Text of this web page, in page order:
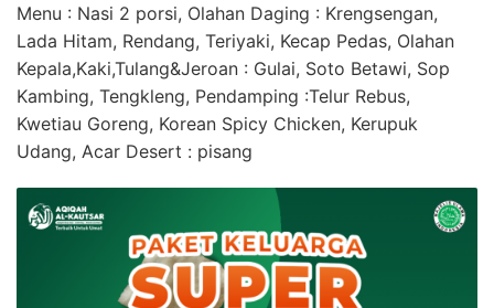
Menu : Nasi 2 porsi, Olahan Daging : Krengsengan,
Lada Hitam, Rendang, Teriyaki, Kecap Pedas, Olahan
Kepala,Kaki,Tulang&Jeroan : Gulai, Soto Betawi, Sop
Kambing, Tengkleng, Pendamping :Telur Rebus,
Kwetiau Goreng, Korean Spicy Chicken, Kerupuk
Udang, Acar Desert : pisang